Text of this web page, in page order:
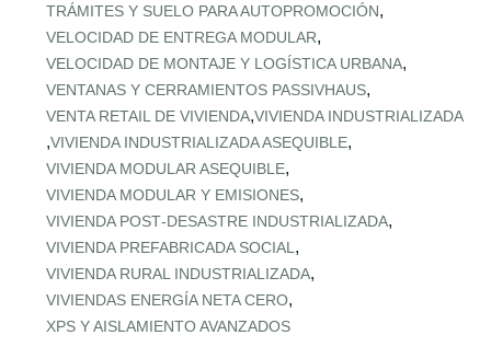
TRÁMITES Y SUELO PARA AUTOPROMOCIÓN,
VELOCIDAD DE ENTREGA MODULAR,
VELOCIDAD DE MONTAJE Y LOGÍSTICA URBANA,
VENTANAS Y CERRAMIENTOS PASSIVHAUS,
VENTA RETAIL DE VIVIENDA,VIVIENDA INDUSTRIALIZADA
,VIVIENDA INDUSTRIALIZADA ASEQUIBLE,
VIVIENDA MODULAR ASEQUIBLE,
VIVIENDA MODULAR Y EMISIONES,
VIVIENDA POST‑DESASTRE INDUSTRIALIZADA,
VIVIENDA PREFABRICADA SOCIAL ,
VIVIENDA RURAL INDUSTRIALIZADA,
VIVIENDAS ENERGÍA NETA CERO,
XPS Y AISLAMIENTO AVANZADOS